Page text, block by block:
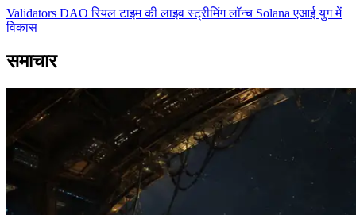
Validators DAO रियल टाइम की लाइव स्ट्रीमिंग लॉन्च Solana एआई युग में
विकास
समाचार